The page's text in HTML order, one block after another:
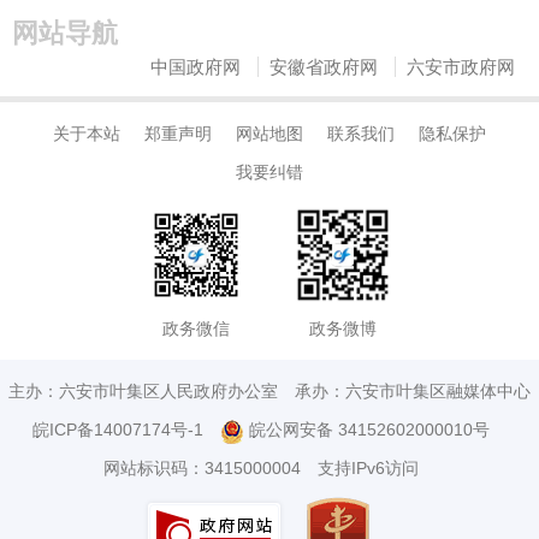
网站导航
中国政府网 安徽省政府网 六安市政府网
关于本站 郑重声明 网站地图 联系我们
隐私保护
我要纠错
政务微信 政务微博
主办：六安市叶集区人民政府办公室
承办：六安市叶集区融媒体中心
皖ICP备14007174号-1
皖公网安备 34152602000010号
网站标识码：3415000004
支持IPv6访问